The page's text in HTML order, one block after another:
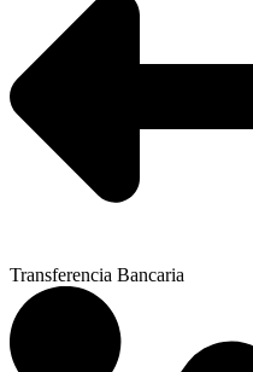
Transferencia Bancaria